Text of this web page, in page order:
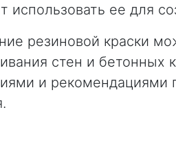
использовать ее для
резиновой краски
стен и бетонных
и рекомендациями